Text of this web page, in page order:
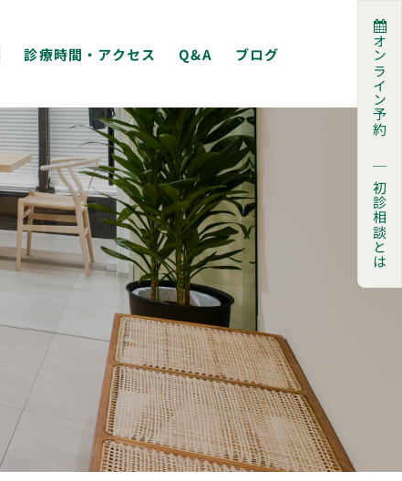
診療時間・アクセス Q&A ブログ オンライン予約
｜
初診相談とは